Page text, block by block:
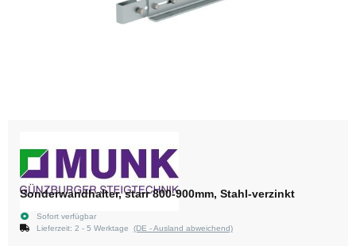
Sonderwandhalter, starr 800-900mm, Stahl-verzinkt
Sofort verfügbar
Lieferzeit: 2 - 5 Werktage (DE - Ausland abweichend)